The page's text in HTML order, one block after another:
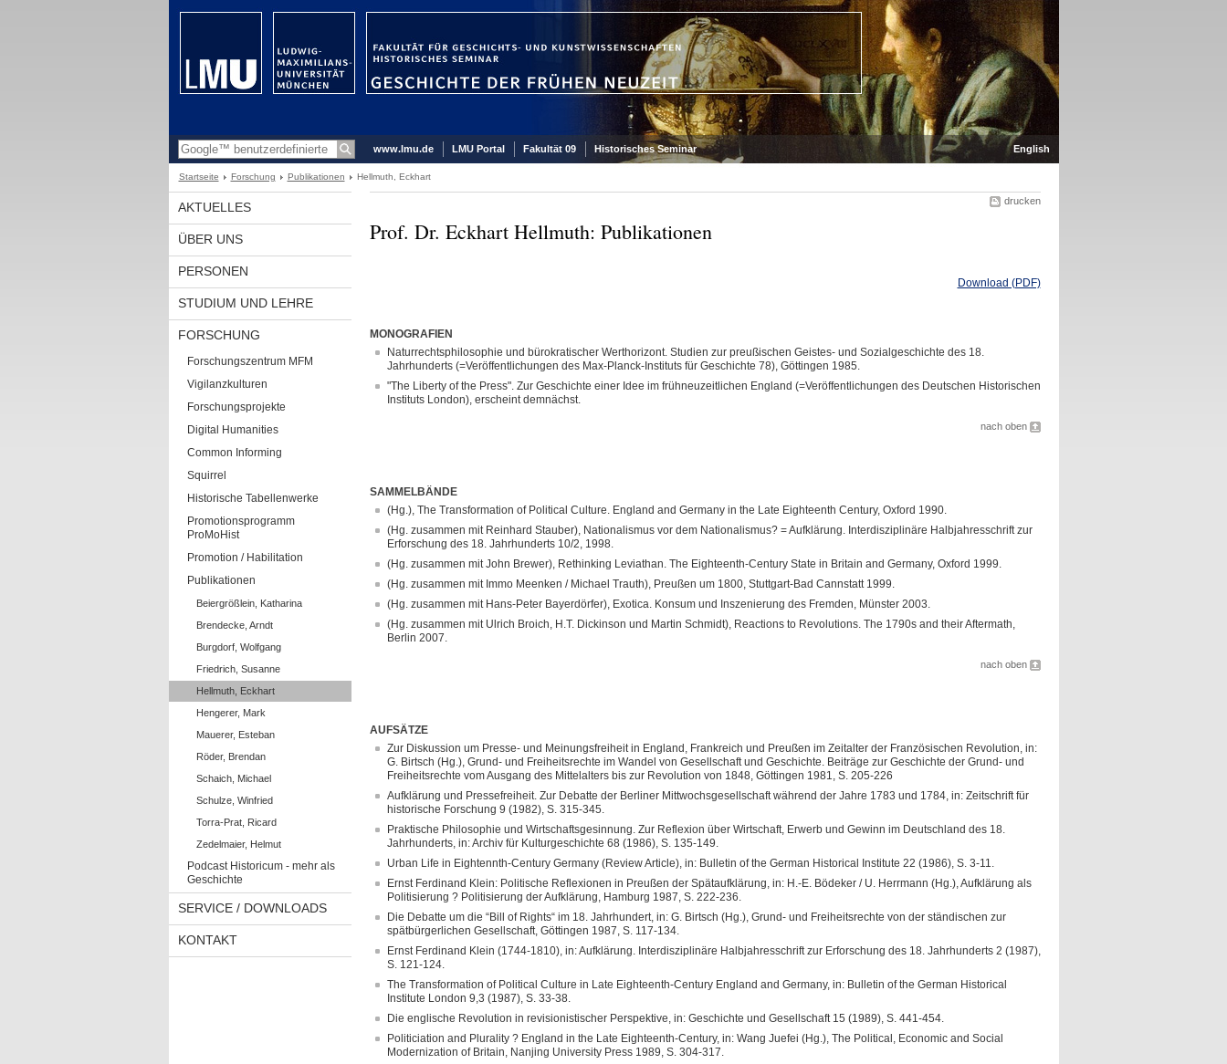
www.lmu.de LMU Portal Fakultät 09 Historisches Seminar English
Startseite Forschung Publikationen Hellmuth, Eckhart
AKTUELLES
ÜBER UNS
PERSONEN
STUDIUM UND LEHRE
FORSCHUNG
Forschungszentrum MFM
Vigilanzkulturen
Forschungsprojekte
Digital Humanities
Common Informing
Squirrel
Historische Tabellenwerke
Promotionsprogramm
ProMoHist
Promotion / Habilitation
Publikationen
Beiergrößlein, Katharina
Brendecke, Arndt
Burgdorf, Wolfgang
Friedrich, Susanne
Hellmuth, Eckhart
Hengerer, Mark
Mauerer, Esteban
Röder, Brendan
Schaich, Michael
Schulze, Winfried
Torra-Prat, Ricard
Zedelmaier, Helmut
Podcast Historicum - mehr als
Geschichte
SERVICE / DOWNLOADS
KONTAKT
drucken
Prof. Dr. Eckhart Hellmuth: Publikationen
Download (PDF)
MONOGRAFIEN
Naturrechtsphilosophie und bürokratischer Werthorizont. Studien zur preußischen Geistes- und Sozialgeschichte des 18.
Jahrhunderts (=Veröffentlichungen des Max-Planck-Instituts für Geschichte 78), Göttingen 1985.
"The Liberty of the Press". Zur Geschichte einer Idee im frühneuzeitlichen England (=Veröffentlichungen des Deutschen Historischen
Instituts London), erscheint demnächst.
nach oben
SAMMELBÄNDE
(Hg.), The Transformation of Political Culture. England and Germany in the Late Eighteenth Century, Oxford 1990.
(Hg. zusammen mit Reinhard Stauber), Nationalismus vor dem Nationalismus? = Aufklärung. Interdisziplinäre Halbjahresschrift zur
Erforschung des 18. Jahrhunderts 10/2, 1998.
(Hg. zusammen mit John Brewer), Rethinking Leviathan. The Eighteenth-Century State in Britain and Germany, Oxford 1999.
(Hg. zusammen mit Immo Meenken / Michael Trauth), Preußen um 1800, Stuttgart-Bad Cannstatt 1999.
(Hg. zusammen mit Hans-Peter Bayerdörfer), Exotica. Konsum und Inszenierung des Fremden, Münster 2003.
(Hg. zusammen mit Ulrich Broich, H.T. Dickinson und Martin Schmidt), Reactions to Revolutions. The 1790s and their Aftermath,
Berlin 2007.
nach oben
AUFSÄTZE
Zur Diskussion um Presse- und Meinungsfreiheit in England, Frankreich und Preußen im Zeitalter der Französischen Revolution, in:
G. Birtsch (Hg.), Grund- und Freiheitsrechte im Wandel von Gesellschaft und Geschichte. Beiträge zur Geschichte der Grund- und
Freiheitsrechte vom Ausgang des Mittelalters bis zur Revolution von 1848, Göttingen 1981, S. 205-226
Aufklärung und Pressefreiheit. Zur Debatte der Berliner Mittwochsgesellschaft während der Jahre 1783 und 1784, in: Zeitschrift für
historische Forschung 9 (1982), S. 315-345.
Praktische Philosophie und Wirtschaftsgesinnung. Zur Reflexion über Wirtschaft, Erwerb und Gewinn im Deutschland des 18.
Jahrhunderts, in: Archiv für Kulturgeschichte 68 (1986), S. 135-149.
Urban Life in Eightennth-Century Germany (Review Article), in: Bulletin of the German Historical Institute 22 (1986), S. 3-11.
Ernst Ferdinand Klein: Politische Reflexionen in Preußen der Spätaufklärung, in: H.-E. Bödeker / U. Herrmann (Hg.), Aufklärung als
Politisierung ? Politisierung der Aufklärung, Hamburg 1987, S. 222-236.
Die Debatte um die “Bill of Rights“ im 18. Jahrhundert, in: G. Birtsch (Hg.), Grund- und Freiheitsrechte von der ständischen zur
spätbürgerlichen Gesellschaft, Göttingen 1987, S. 117-134.
Ernst Ferdinand Klein (1744-1810), in: Aufklärung. Interdisziplinäre Halbjahresschrift zur Erforschung des 18. Jahrhunderts 2 (1987),
S. 121-124.
The Transformation of Political Culture in Late Eighteenth-Century England and Germany, in: Bulletin of the German Historical
Institute London 9,3 (1987), S. 33-38.
Die englische Revolution in revisionistischer Perspektive, in: Geschichte und Gesellschaft 15 (1989), S. 441-454.
Politiciation and Plurality ? England in the Late Eighteenth-Century, in: Wang Juefei (Hg.), The Political, Economic and Social
Modernization of Britain, Nanjing University Press 1989, S. 304-317.